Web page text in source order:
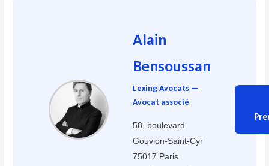
Alain
Bensoussan
Lexing Avocats —
Avocat associé
58, boulevard
Gouvion-Saint-Cyr
75017 Paris